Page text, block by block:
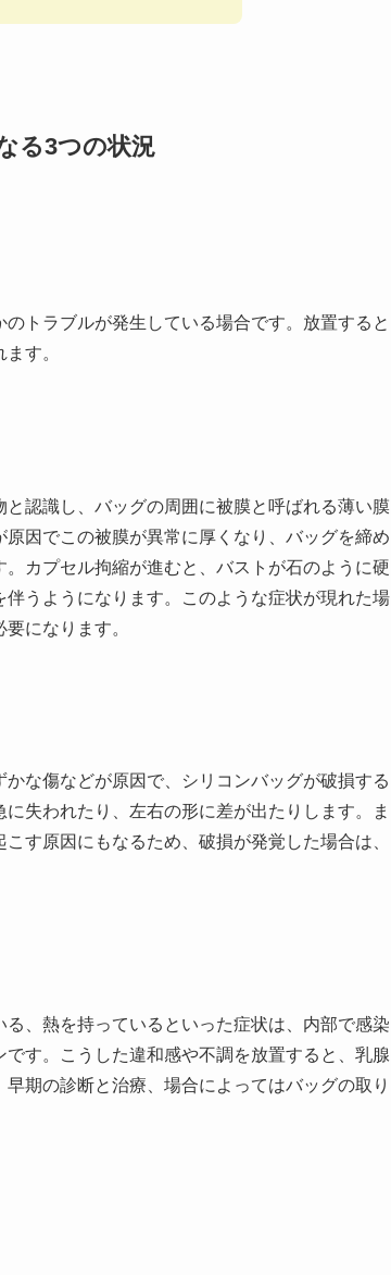
る3つの状況
トラブルが発生している場合です。放置すると
す。
認識し、バッグの周囲に被膜と呼ばれる薄い膜
因でこの被膜が異常に厚くなり、バッグを締め
カプセル拘縮が進むと、バストが石のように硬
うようになります。このような症状が現れた場
になります。
な傷などが原因で、シリコンバッグが破損する
失われたり、左右の形に差が出たりします。ま
す原因にもなるため、破損が発覚した場合は、
、熱を持っているといった症状は、内部で感染
す。こうした違和感や不調を放置すると、乳腺
期の診断と治療、場合によってはバッグの取り